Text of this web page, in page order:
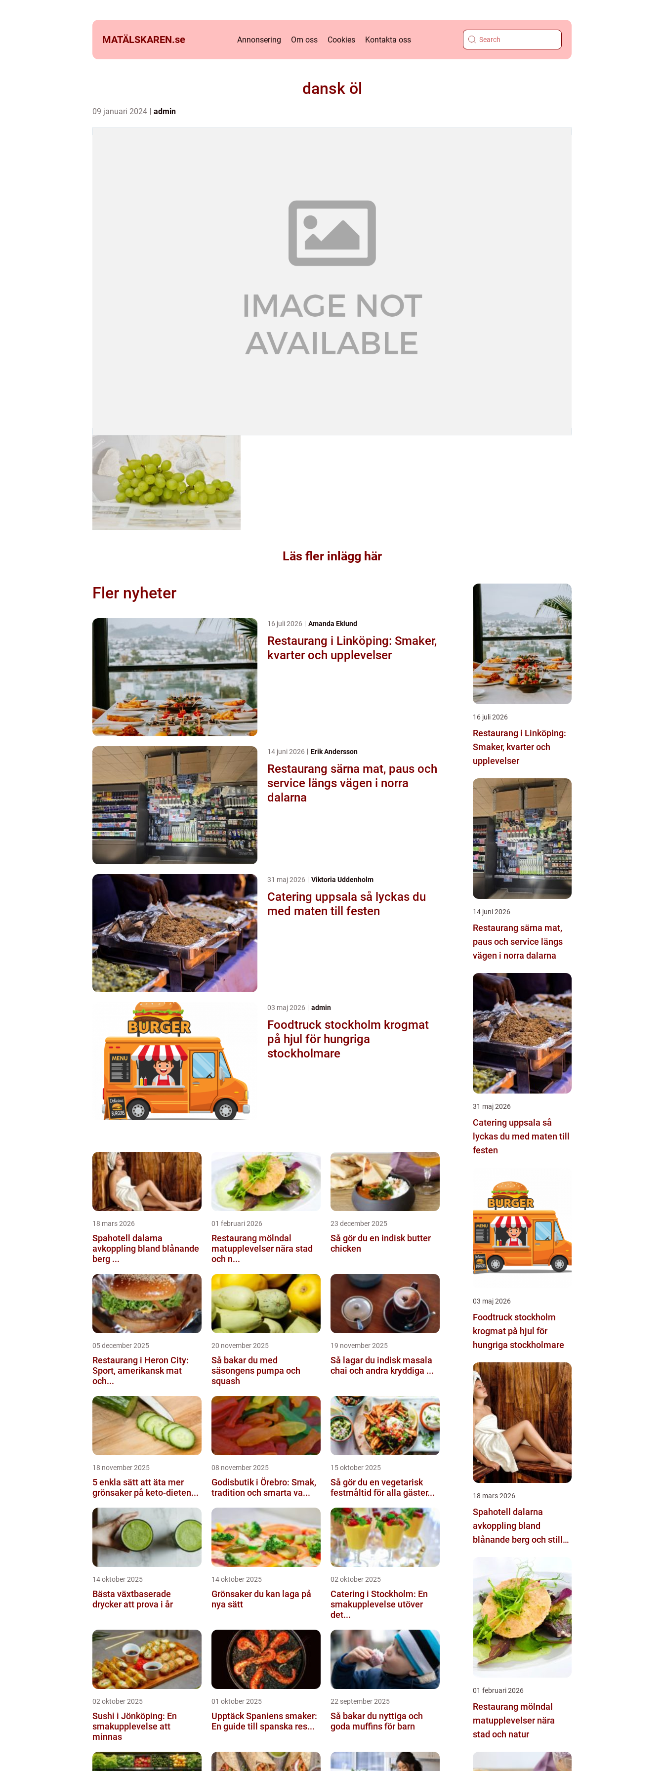
MATÄLSKAREN.se Annonsering Om oss Cookies Kontakta oss
dansk öl
09 januari 2024 admin
Läs fler inlägg här
Fler nyheter
16 juli 2026 Amanda Eklund
Restaurang i Linköping: Smaker,
kvarter och upplevelser
14 juni 2026 Erik Andersson
Restaurang särna mat, paus och
service längs vägen i norra
dalarna
31 maj 2026 Viktoria Uddenholm
Catering uppsala så lyckas du
med maten till festen
03 maj 2026 admin
Foodtruck stockholm krogmat
på hjul för hungriga
stockholmare
18 mars 2026
Spahotell dalarna
avkoppling bland blånande
berg ...
01 februari 2026
Restaurang mölndal
matupplevelser nära stad
och n...
23 december 2025
Så gör du en indisk butter
chicken
05 december 2025
Restaurang i Heron City:
Sport, amerikansk mat
och...
20 november 2025
Så bakar du med
säsongens pumpa och
squash
19 november 2025
Så lagar du indisk masala
chai och andra kryddiga ...
18 november 2025
5 enkla sätt att äta mer
grönsaker på keto-dieten...
08 november 2025
Godisbutik i Örebro: Smak,
tradition och smarta va...
15 oktober 2025
Så gör du en vegetarisk
festmåltid för alla gäster...
14 oktober 2025
Bästa växtbaserade
drycker att prova i år
14 oktober 2025
Grönsaker du kan laga på
nya sätt
02 oktober 2025
Catering i Stockholm: En
smakupplevelse utöver
det...
02 oktober 2025
Sushi i Jönköping: En
smakupplevelse att
minnas
01 oktober 2025
Upptäck Spaniens smaker:
En guide till spanska res...
22 september 2025
Så bakar du nyttiga och
goda muffins för barn
16 juli 2026
Restaurang i Linköping:
Smaker, kvarter och
upplevelser
14 juni 2026
Restaurang särna mat,
paus och service längs
vägen i norra dalarna
31 maj 2026
Catering uppsala så
lyckas du med maten till
festen
03 maj 2026
Foodtruck stockholm
krogmat på hjul för
hungriga stockholmare
18 mars 2026
Spahotell dalarna
avkoppling bland
blånande berg och stilla
01 februari 2026
Restaurang mölndal
matupplevelser nära
stad och natur